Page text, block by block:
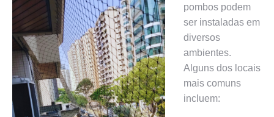
pombos podem
ser instaladas em
diversos
ambientes.
Alguns dos locais
mais comuns
incluem: